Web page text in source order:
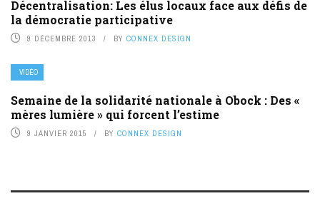
Décentralisation: Les élus locaux face aux défis de
la démocratie participative
9 DÉCEMBRE 2013 BY CONNEX DESIGN
VIDÉO
Semaine de la solidarité nationale à Obock : Des «
mères lumière » qui forcent l’estime
9 JANVIER 2015 BY CONNEX DESIGN